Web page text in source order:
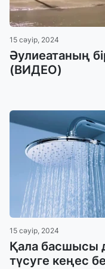
15 сәуір, 2024
Әулиеатаның
(ВИДЕО)
15 сәуір, 2024
Қала басшысы
түсуге кеңес